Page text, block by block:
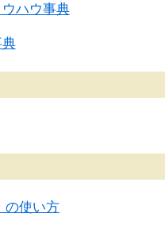
ハウ事典
の使い方